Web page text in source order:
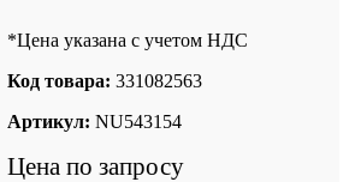
*Цена указана с учетом НДС
Код товара: 331082563
Артикул: NU543154
Цена по запросу